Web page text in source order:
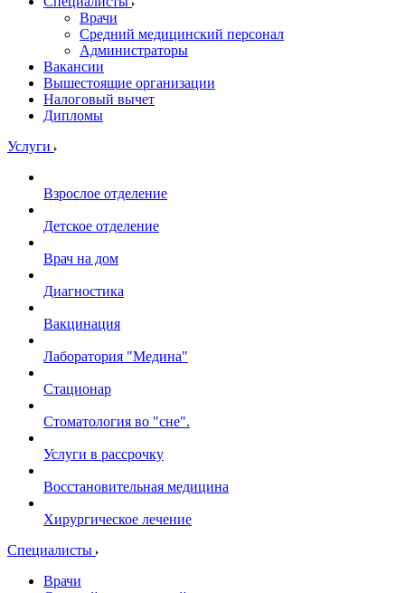
Врачи
Средний медицинский персонал
Администраторы
Вакансии
Вышестоящие организации
Налоговый вычет
Дипломы
Услуги
Взрослое отделение
Детское отделение
Врач на дом
Диагностика
Вакцинация
Лаборатория "Медина"
Стационар
Стоматология во "сне".
Услуги в рассрочку
Восстановительная медицина
Хирургическое лечение
Специалисты
Врачи